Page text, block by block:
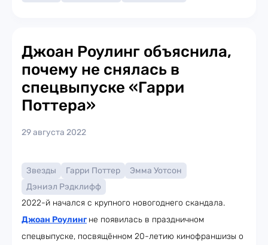
Джоан Роулинг объяснила,
почему не снялась в
спецвыпуске «Гарри
Поттера»
29 августа 2022
Звезды Гарри Поттер
Эмма Уотсон
Дэниэл Рэдклифф
2022-й начался с крупного новогоднего скандала.
Джоан Роулинг не появилась в праздничном
спецвыпуске, посвящённом 20-летию кинофраншизы о